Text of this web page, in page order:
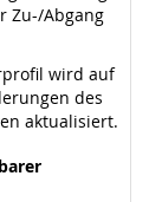
Zu-/Abgang
wird auf
des
aktualisiert.